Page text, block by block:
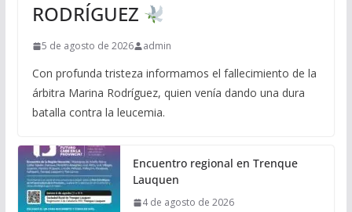
RODRÍGUEZ
5 de agosto de 2026 admin
Con profunda tristeza informamos el fallecimiento de la
árbitra Marina Rodríguez, quien venía dando una dura
batalla contra la leucemia.
Encuentro regional en Trenque
Lauquen
4 de agosto de 2026